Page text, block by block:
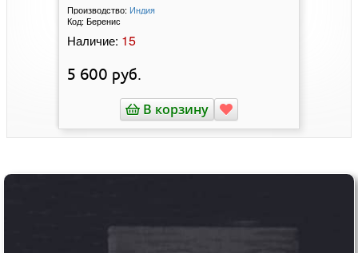
Производство: Индия
Код: Беренис
Наличие: 15
5 600 руб.
В корзину